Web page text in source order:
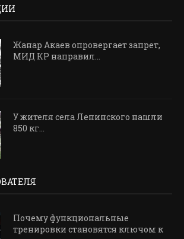
Жанар Акаев опровергает запрет,
МИД КР направил...
У жителя села Ленинского нашли
850 кг...
Почему функциональные
тренировки становятся ключом к